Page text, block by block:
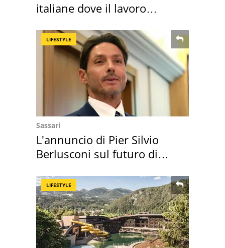
italiane dove il lavoro
LIFESTYLE
Sassari
L'annuncio di Pier Silvio
Berlusconi sul futuro di
LIFESTYLE